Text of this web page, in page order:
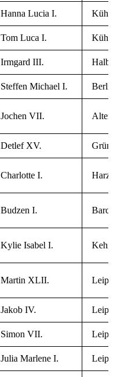
Han­na Lucia I.
Tom Luca I.
Irm­gard III. Hal­ber­stadt
Stef­fen Michael I. Ber­lin
Jochen VII. Alte­nau
Detlef XV. Grün­hei­de
Char­lot­te I. Harz­ge­ro­de
Bud­zen I. Bar­ch­feld
Kylie Isa­bel I. Kehm­stedt
Mar­tin XLII. Leip­zig
Jakob IV. Leip­zig
Simon VII. Leip­zig
Julia Mar­le­ne I. Leip­zig